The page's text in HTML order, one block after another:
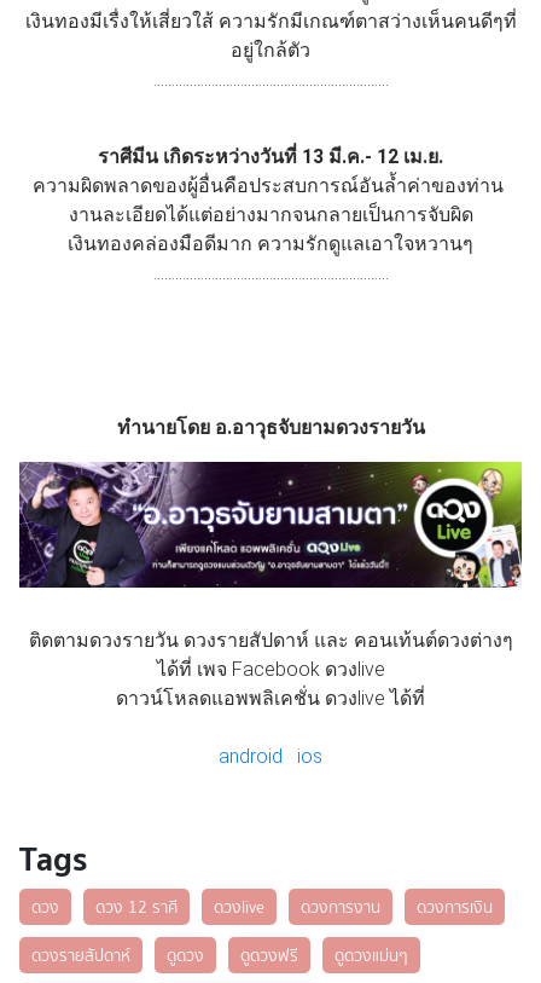
เงินทองมีเรื่งให้เสี่ยวใส้ ความรักมีเกณฑ์ตาสว่างเห็นคนดีๆที่
อยู่ใกล้ตัว
.................................................................
ราศีมีน เกิดระหว่างวันที่ 13 มี.ค.- 12 เม.ย.
ความผิดพลาดของผู้อื่นคือประสบการณ์อันล้ำค่าของท่าน
งานละเอียดได้แต่อย่างมากจนกลายเป็นการจับผิด
เงินทองคล่องมือดีมาก ความรักดูแลเอาใจหวานๆ
.................................................................
ทำนายโดย อ.อาวุธจับยามดวงรายวัน
ติดตามดวงรายวัน ดวงรายสัปดาห์ และ คอนเท้นต์ดวงต่างๆ
ได้ที่ เพจ Facebook ดวงlive
ดาวน์โหลดแอพพลิเคชั่น ดวงlive ได้ที่
android ios
Tags
ดวง ดวง 12 ราศี ดวงlive ดวงการงาน
ดวงการเงิน
ดวงรายสัปดาห์
ดูดวง ดูดวงฟรี
ดูดวงแม่นๆ